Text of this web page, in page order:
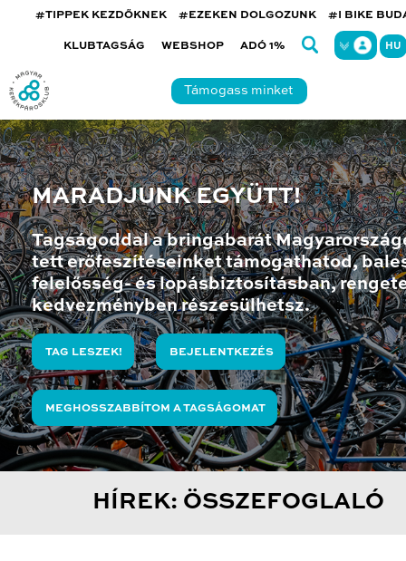
#TIPPEK KEZDŐKNEK #EZEKEN DOLGOZUNK #I BIKE
KLUBTAGSÁG WEBSHOP ADÓ 1% HU
Támogass minket
MARADJUNK EGYÜTT!
Tagságoddal a bringabarát
tett erőfeszítéseinket támogathatod,
felelősség- és lopásbiztosításban,
kedvezményben részesülhetsz.
TAG LESZEK! BEJELENTKEZÉS
MEGHOSSZABBÍTOM A TAGSÁGOMAT
HÍREK: ÖSSZEFOGLALÓ